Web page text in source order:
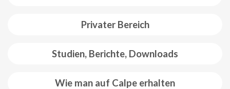
Privater Bereich
Studien, Berichte, Downloads
Wie man auf Calpe erhalten